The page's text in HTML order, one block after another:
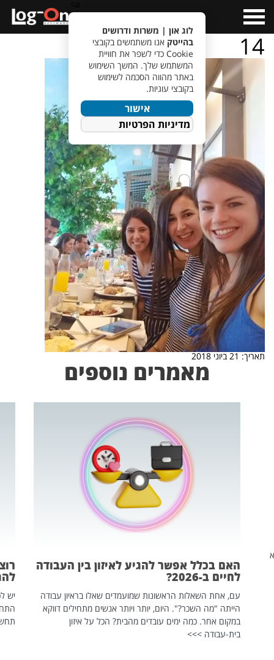
Menu
14
תאריך: 21 ביוני 2018
מאמרים נוספים
האם בכלל אפשר להגיע לאיזון בין העבודה
לחיים ב-2026?
עם, אחת השאלות הראשונות שמועמדים שאלו בראיון עבודה
הייתה "מה השכר?". היום, יותר ויותר אנשים מתחילים דווקא
במקום אחר. כמה ימים עובדים מהבית? הכל על איזון
בית-עבודה >>>
יש
לוג און | משרות ודרושים
בהייטק אנו משתמשים בקובצי
Cookie כדי לשפר את חוויית
המשתמש שלך. המשך השימוש
באתר מהווה הסכמה לשימוש
בקובצי עוגיות.
אישור
מדיניות הפרטיות